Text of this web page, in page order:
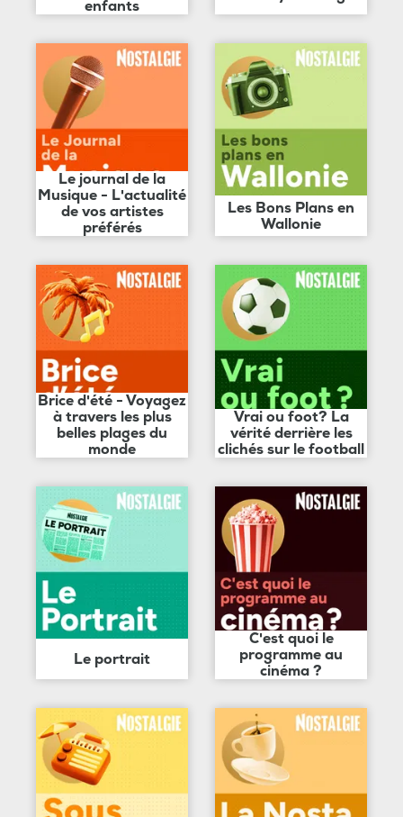
enfants
Le journal de la
Musique - L'actualité
de vos artistes
préférés
Les Bons Plans en
Wallonie
Brice d'été - Voyagez
à travers les plus
belles plages du
monde
Vrai ou foot? La
vérité derrière les
clichés sur le football
Le portrait
C'est quoi le
programme au
cinéma ?